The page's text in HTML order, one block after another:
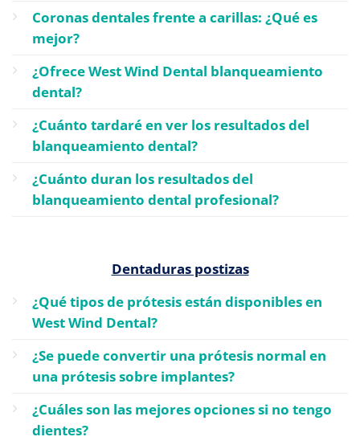
Coronas dentales frente a carillas: ¿Qué es
mejor?
¿Ofrece West Wind Dental blanqueamiento
dental?
¿Cuánto tardaré en ver los resultados del
blanqueamiento dental?
¿Cuánto duran los resultados del
blanqueamiento dental profesional?
Dentaduras postizas
¿Qué tipos de prótesis están disponibles en
West Wind Dental?
¿Se puede convertir una prótesis normal en
una prótesis sobre implantes?
¿Cuáles son las mejores opciones si no tengo
dientes?